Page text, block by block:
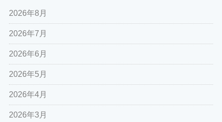
2026年8月
2026年7月
2026年6月
2026年5月
2026年4月
2026年3月